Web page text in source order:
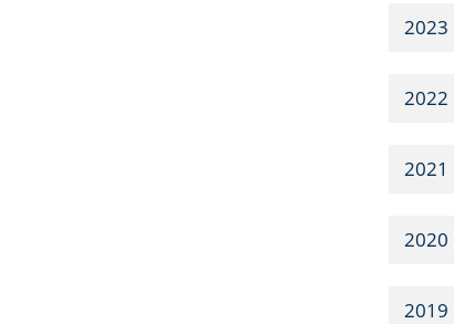
2023
2022
2021
2020
2019